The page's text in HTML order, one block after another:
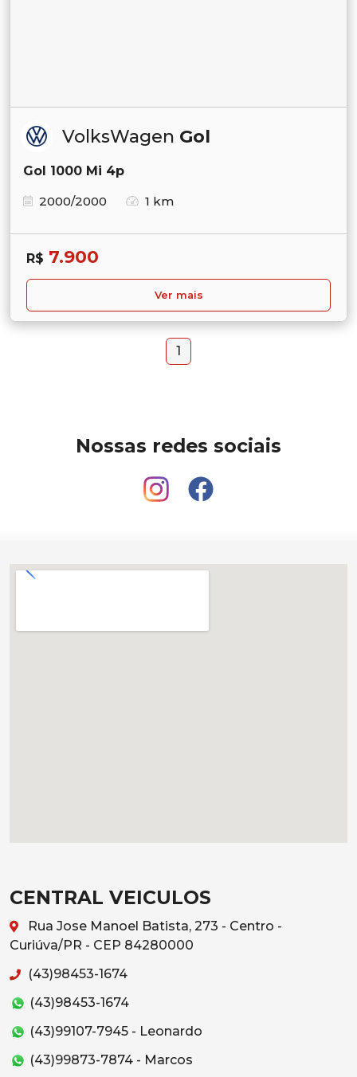
VolksWagen Gol
Gol 1000 Mi 4p
2000/2000
1 km
R$ 7.900
Ver mais
1
Nossas redes sociais
CENTRAL VEICULOS
Rua Jose Manoel Batista, 273 - Centro -
Curiúva/PR - CEP 84280000
(43)98453-1674
(43)98453-1674
(43)99107-7945 - Leonardo
(43)99873-7874 - Marcos